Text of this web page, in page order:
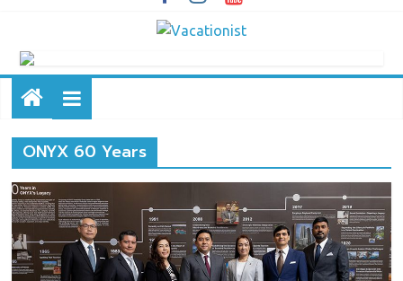
ONYX 60 Years